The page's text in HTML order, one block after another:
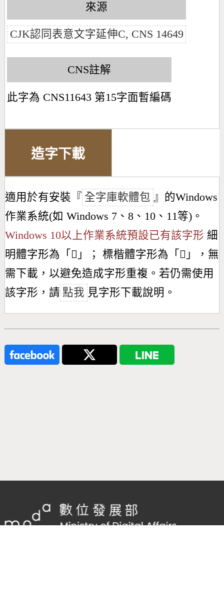
來源
CJK認同表意文字延伸C, CNS 14649
CNS註解
此字為 CNS11643 第15字面暫編碼
造字下載
適用於有安裝『 全字庫軟體包 』的Windows
作業系統(如 Windows 7、8、10、11等)。
Windows 10以上作業系統預設已有該字形 細
明體字形為「 𫊋 」； 標楷體字形為「 𫊋 」，無
需下載，以避免造成字形重複。若仍需使用
該字形，請 點我 見字形下載說明。